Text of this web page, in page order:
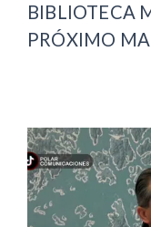
BIBLIOTECA
PRÓXIMO